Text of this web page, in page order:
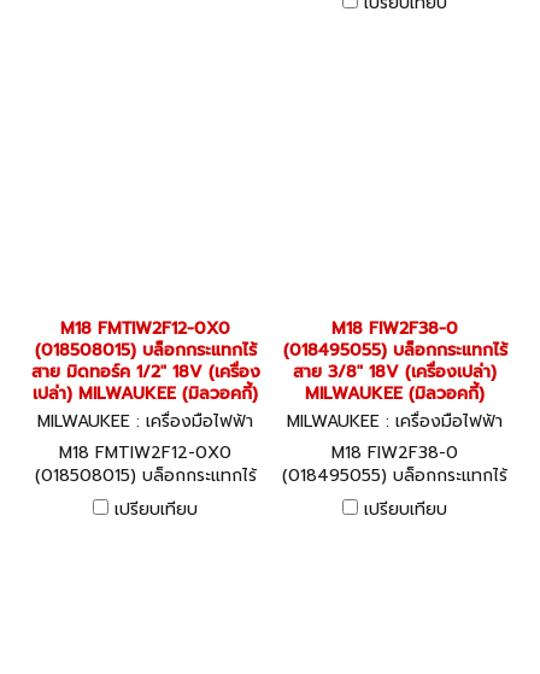
จับทรง D มอเตอร์ไร้แปรงถ่าน
M18 FMTIW2F12-0X0
(018508015) บล็อกกระแทกไร้
สาย มิดทอร์ค 1/2" 18V (เครื่อง
เปล่า) MILWAUKEE (มิลวอคกี้)
MILWAUKEE : เครื่องมือไฟฟ้า
M18 FMTIW2F12-0X0 (0185
08015)
M18 FMTIW2F12-0X0
(018508015) บล็อกกระแทกไร้
สาย มิดทอร์ค 1/2" 18V (เครื่อง
เปล่า) MILWAUKEE (มิลวอคกี้)
เปรียบเทียบ
M18 FIW2F38-0
(018495055) บล็อกกระแทกไร้
สาย 3/8" 18V (เครื่องเปล่า)
MILWAUKEE (มิลวอคกี้)
MILWAUKEE : เครื่องมือไฟฟ้า
M18 FIW2F38-0 (01849505
5)
M18 FIW2F38-0
(018495055) บล็อกกระแทกไร้
สาย 3/8" 18V (เครื่องเปล่า)
MILWAUKEE (มิลวอคกี้)
เปรียบเทียบ